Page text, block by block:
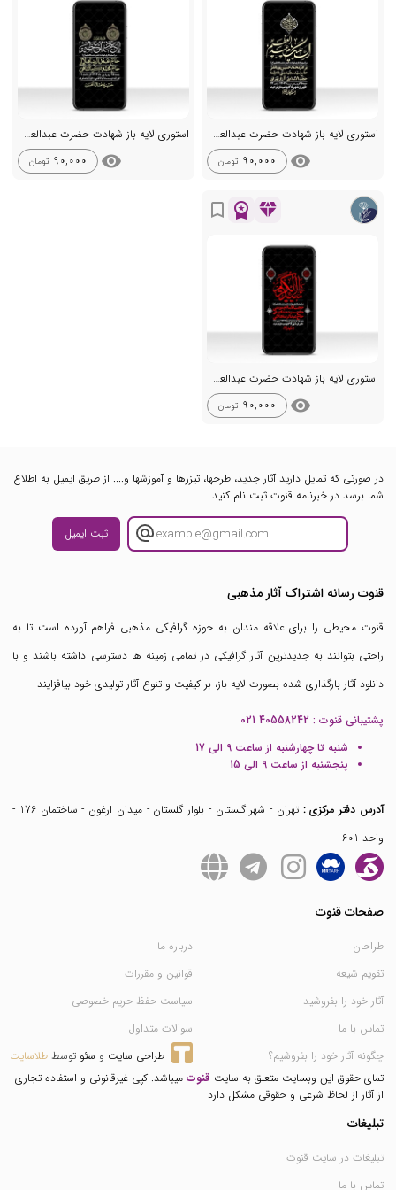
استوری لایه باز شهادت حضرت عبدالعظیم (ع)
visibility
90,000 تومان
استوری لایه باز شهادت حضرت عبدالعظیم (ع)
visibility
90,000 تومان
diamond
workspace_premium
bookmark_border
استوری لایه باز شهادت حضرت عبدالعظیم (ع)
visibility
90,000 تومان
در صورتی که تمایل دارید آثار جدید، طرحها، تیزرها و آموزشها و.... از طریق ایمیل به اطلاع
شما برسد در خبرنامه قنوت ثبت نام کنید
ثبت ایمیل
قنوت رسانه اشتراک آثار مذهبی
قنوت محیطی را برای علاقه مندان به حوزه گرافیکی مذهبی فراهم آورده است تا به
راحتی بتوانند به جدیدترین آثار گرافیکی در تمامی زمینه ها دسترسی داشته باشند و با
دانلود آثار بارگذاری شده بصورت لایه باز، بر کیفیت و تنوع آثار تولیدی خود بیافزایند
پشتیبانی قنوت : 021 40558242
شنبه تا چهارشنبه از ساعت 9 الی 17
پنجشنبه از ساعت 9 الی 15
آدرس دفتر مرکزی :
تهران - شهر گلستان - بلوار گلستان - میدان ارغون - ساختمان 176 -
واحد 601
صفحات قنوت
طراحان
تقویم شیعه
آثار خود را بفروشید
تماس با ما
چگونه آثار خود را بفروشیم؟
درباره ما
قوانین و مقررات
سیاست حفظ حریم خصوصی
سوالات متداول
طراحی سایت و سئو توسط طلاسایت
تمای حقوق این وبسایت متعلق به سایت قنوت میباشد. کپی غیرقانونی و استفاده تجاری
از آثار از لحاظ شرعی و حقوقی مشکل دارد
تبلیغات
تبلیغات در سایت قنوت
تماس با ما